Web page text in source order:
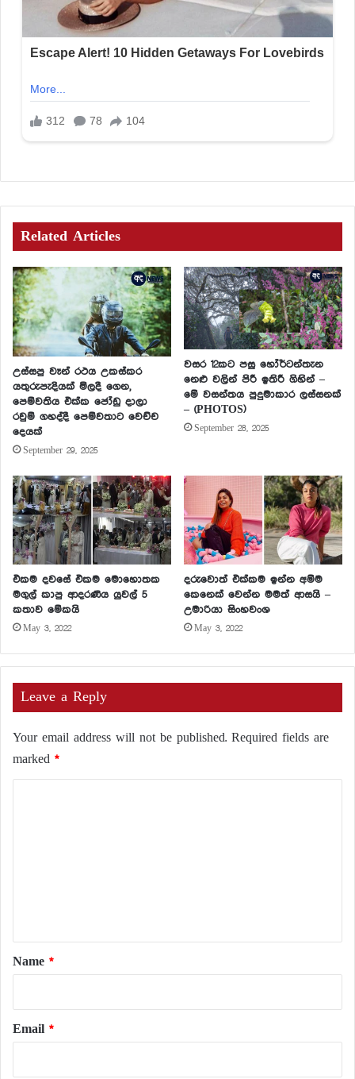
Related Articles
උස්සපු වෑන් රථය උකස්කර
යතුරුපැදියක් මිලදී ගෙන,
පෙම්වතිය එක්ක ජෝඩු දාලා
රවුම් ගහද්දී පෙම්වතාට වෙච්ච
දෙයක්
September 29, 2025
වසර 12කට පසු හෝර්ටන්තැන
නෙළු වලින් පිරී ඉතිරී ගිහින් –
මේ වසන්තය පුදුමාකාර ලස්සනක්
– (PHOTOS)
September 28, 2025
එකම දවසේ එකම මොහොතක
මගුල් කාපු ආදරණීය යුවල් 5
කතාව මේකයි
May 3, 2022
දරුවොත් එක්කම ඉන්න අම්ම
කෙනෙක් වෙන්න මමත් ආසයි –
උමාරියා සිංහවංශ
May 3, 2022
Leave a Reply
Your email address will not be published. Required fields are
marked *
*
Name *
Email *